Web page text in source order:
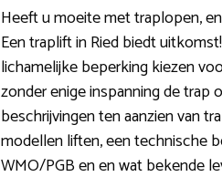
Heeft u moeite met traplopen,
Een traplift in Ried biedt
lichamelijke beperking kiezen
zonder enige inspanning de trap
beschrijvingen ten aanzien van
modellen liften, een technische
WMO/PGB en en wat bekende